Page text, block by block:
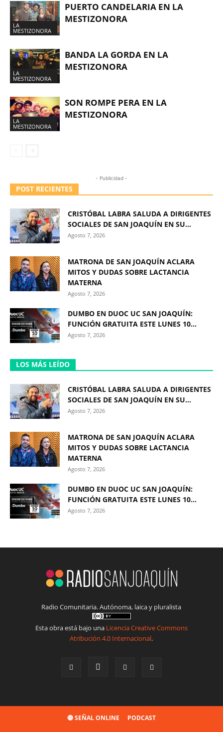
LA
MESTIZONORA
PUERTO CANDELARIA EN LA
MESTIZONORA
LA
MESTIZONORA
BANDA LA GORDA EN LA
MESTIZONORA
LA
MESTIZONORA
SON ROMPE PERA EN LA
MESTIZONORA
- Publicidad -
POST RECIENTES
CRISTÓBAL LABRA SALUDA A DIRIGENTES
SOCIALES DE SAN JOAQUÍN EN SU...
Agosto 7, 2026
MATRONA DE SAN JOAQUÍN ACLARA
MITOS Y DUDAS SOBRE LACTANCIA
MATERNA
Agosto 7, 2026
DUMBO EN DUOC UC SAN JOAQUÍN:
FUNCIÓN GRATUITA ESTE LUNES 10...
Agosto 7, 2026
LOS MÁS LEÍDO
CRISTÓBAL LABRA SALUDA A DIRIGENTES
SOCIALES DE SAN JOAQUÍN EN SU...
Agosto 7, 2026
MATRONA DE SAN JOAQUÍN ACLARA
MITOS Y DUDAS SOBRE LACTANCIA
MATERNA
Agosto 7, 2026
DUMBO EN DUOC UC SAN JOAQUÍN:
FUNCIÓN GRATUITA ESTE LUNES 10...
Agosto 7, 2026
Radio Comunitaria. Autónoma, laica y pluralista
Esta obra está bajo una Licencia Creative Commons
Atribución 4.0 Internacional.
🔴 SEÑAL ONLINE PODCAST